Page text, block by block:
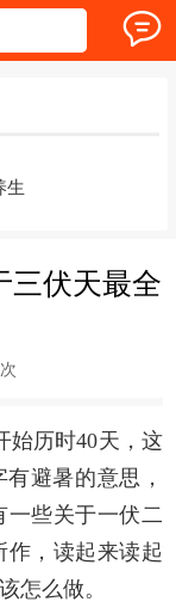
生
三伏天最全
始历时40天，这
避暑的意思，
一些关于一伏二
，读起来读起
怎么做。